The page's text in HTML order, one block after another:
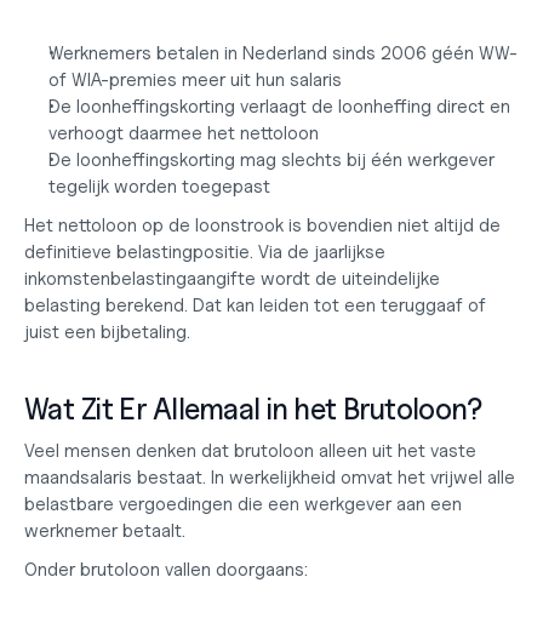
Werknemers betalen in Nederland sinds 2006 géén WW-
of WIA-premies meer uit hun salaris
De loonheffingskorting verlaagt de loonheffing direct en
verhoogt daarmee het nettoloon
De loonheffingskorting mag slechts bij één werkgever
tegelijk worden toegepast
Het nettoloon op de loonstrook is bovendien niet altijd de
definitieve belastingpositie. Via de jaarlijkse
inkomstenbelastingaangifte wordt de uiteindelijke
belasting berekend. Dat kan leiden tot een teruggaaf of
juist een bijbetaling.
Wat Zit Er Allemaal in het Brutoloon?
Veel mensen denken dat brutoloon alleen uit het vaste
maandsalaris bestaat. In werkelijkheid omvat het vrijwel alle
belastbare vergoedingen die een werkgever aan een
werknemer betaalt.
Onder brutoloon vallen doorgaans: